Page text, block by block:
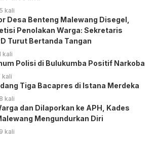
kali
Desa Benteng Malewang Disegel,
Penolakan Warga: Sekretaris
Turut Bertanda Tangan
kali
Polisi di Bulukumba Positif Narkoba
kali
Tiga Bacapres di Istana Merdeka
kali
dan Dilaporkan ke APH, Kades
Mengundurkan Diri
kali